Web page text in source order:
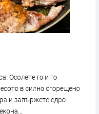
Осолете го и го
в силно сгорещено
и запържете едро